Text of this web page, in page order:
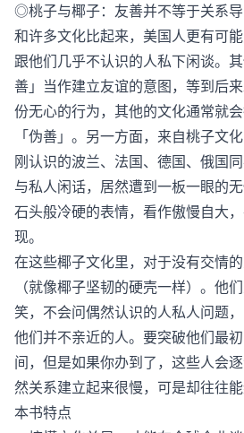
◎桃子与椰子：友善并不等于关系
和许多文化比起来，美国人更有可
跟他们几乎不认识的人私下闲谈。
善」当作建立友谊的意图，等到后
份无心的行为，其他的文化通常就
「伪善」。另一方面，来自桃子文
刚认识的波兰、法国、德国、俄国
与私人闲话，居然遭到一板一眼的
石头般冷硬的表情，看作傲慢自大
现。
在这些椰子文化里，对于没有交情
（就像椰子坚韧的硬壳一样）。他
笑，不会问偶然认识的人私人问题
他们并不亲近的人。要突破他们最
间，但是如果你办到了，这些人会
然关系建立起来很慢，可是却往往能
本书特点